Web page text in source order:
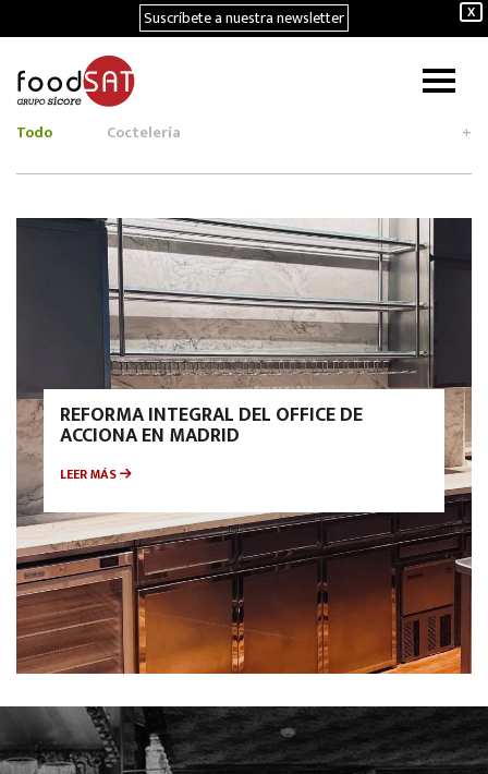
X
Suscríbete a nuestra newsletter
Todo Coctelería +
REFORMA INTEGRAL DEL OFFICE DE
ACCIONA EN MADRID
LEER MÁS